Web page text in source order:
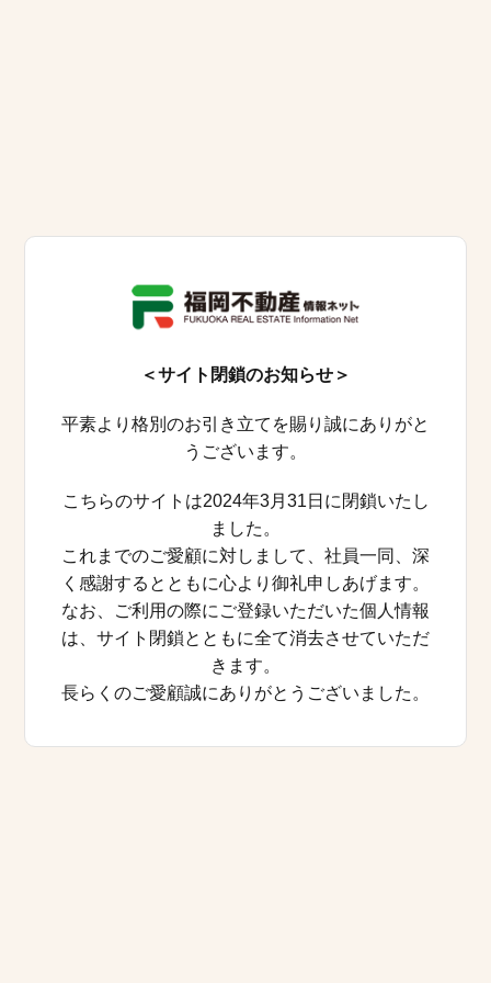
＜サイト閉鎖のお知らせ＞
平素より格別のお引き立てを賜り誠にありがと
うございます。
こちらのサイトは2024年3月31日に閉鎖いたし
ました。
これまでのご愛顧に対しまして、社員一同、深
く感謝するとともに心より御礼申しあげます。
なお、ご利用の際にご登録いただいた個人情報
は、サイト閉鎖とともに全て消去させていただ
きます。
長らくのご愛顧誠にありがとうございました。